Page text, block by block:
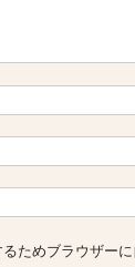
ためブラウザー